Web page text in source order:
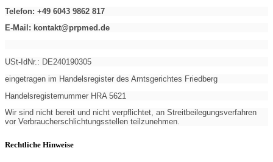
Telefon: +49 6043 9862 817
E-Mail: kontakt@prpmed.de
USt-IdNr.: DE240190305
eingetragen im Handelsregister des Amtsgerichtes Friedberg
Handelsregisternummer HRA 5621
Wir sind nicht bereit und nicht verpflichtet, an Streitbeilegungsverfahren
vor Verbraucherschlichtungsstellen teilzunehmen.
Rechtliche Hinweise